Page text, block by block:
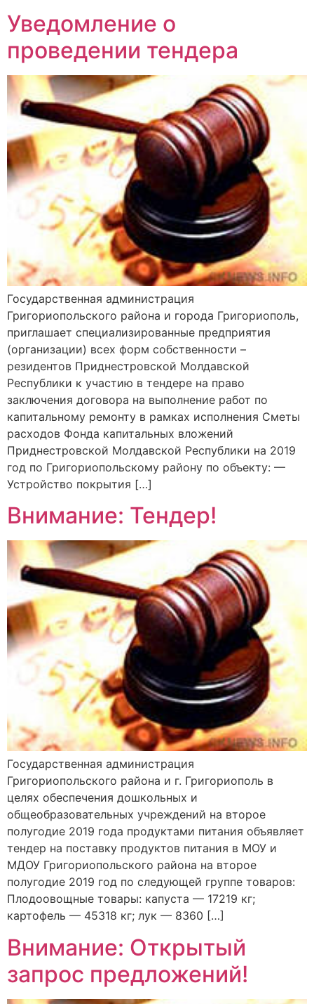
Уведомление о
проведении тендера
Государственная администрация
Григориопольского района и города Григориополь,
приглашает специализированные предприятия
(организации) всех форм собственности –
резидентов Приднестровской Молдавской
Республики к участию в тендере на право
заключения договора на выполнение работ по
капитальному ремонту в рамках исполнения Сметы
расходов Фонда капитальных вложений
Приднестровской Молдавской Республики на 2019
год по Григориопольскому району по объекту: —
Устройство покрытия […]
Внимание: Тендер!
Государственная администрация
Григориопольского района и г. Григориополь в
целях обеспечения дошкольных и
общеобразовательных учреждений на второе
полугодие 2019 года продуктами питания объявляет
тендер на поставку продуктов питания в МОУ и
МДОУ Григориопольского района на второе
полугодие 2019 год по следующей группе товаров:
Плодоовощные товары: капуста — 17219 кг;
картофель — 45318 кг; лук — 8360 […]
Внимание: Открытый
запрос предложений!